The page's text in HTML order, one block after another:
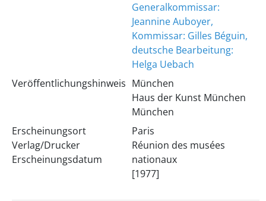
Generalkommissar:
Jeannine Auboyer,
Kommissar: Gilles Béguin,
deutsche Bearbeitung:
Helga Uebach
Veröffentlichungshinweis München
Haus der Kunst München
München
Erscheinungsort
Verlag/Drucker
Erscheinungsdatum
Paris
Réunion des musées
nationaux
[1977]